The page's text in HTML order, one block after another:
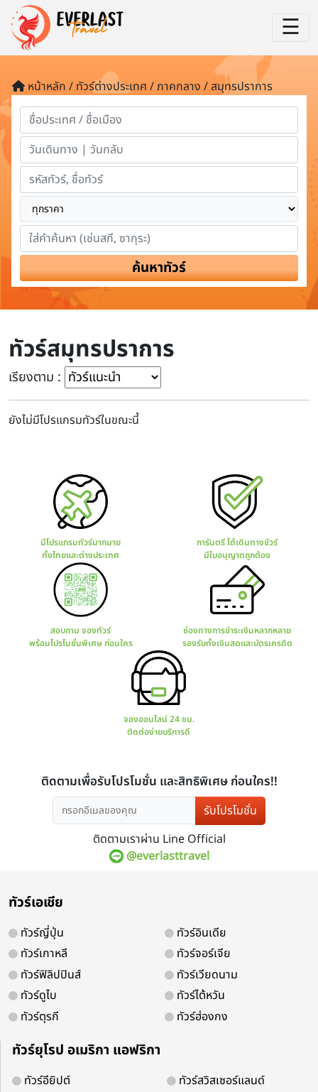
☰
หน้าหลัก / ทัวร์ต่างประเทศ / ภาคกลาง / สมุทรปราการ
ค้นหาทัวร์
ทัวร์สมุทรปราการ
เรียงตาม :
ยังไม่มีโปรแกรมทัวร์ในขณะนี้
มีโปรแกรมทัวร์มากมาย
ทั้งไทยและต่างประเทศ
พร้อมโปรโมชั่นพิเศษ ก่อนใคร
จองออนไลน์ 24 ชม.
รับโปรโมชั่น
ติดตามเราผ่าน Line Official
@everlasttravel
ทัวร์เอเชีย
ทัวร์ญี่ปุ่น
ทัวร์เกาหลี
ทัวร์ฟิลิปปินส์
ทัวร์ดูไบ
ทัวร์ตุรกี
ทัวร์อินเดีย
ทัวร์จอร์เจีย
ทัวร์เวียดนาม
ทัวร์ไต้หวัน
ทัวร์ฮ่องกง
ทัวร์ยุโรป อเมริกา แอฟริกา
ทัวร์อียิปต์
ทัวร์สวิสเซอร์แลนด์